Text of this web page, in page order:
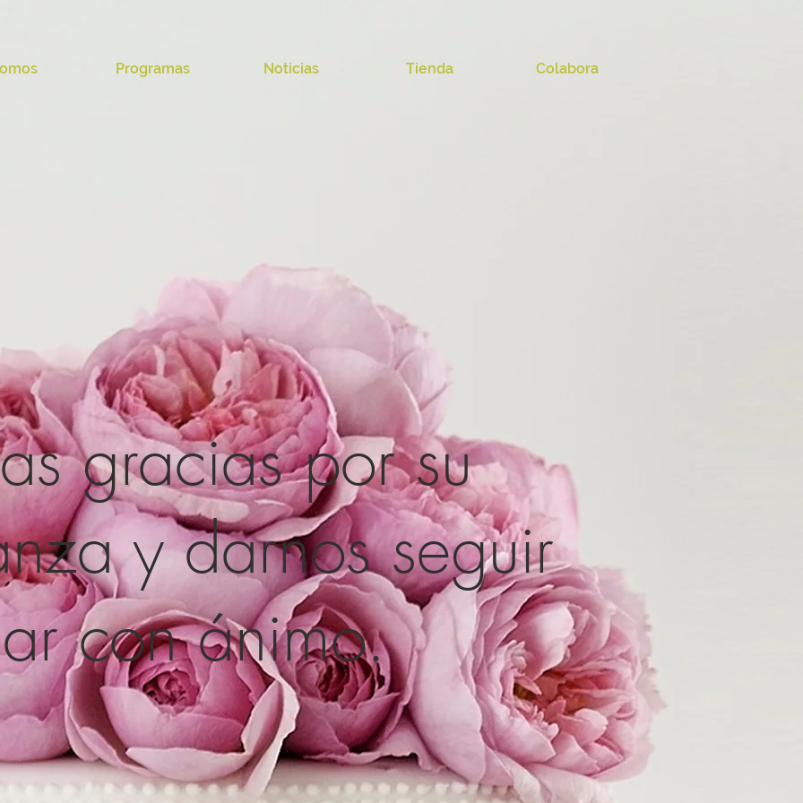
Programas Noticias Tienda Colabora
gracias por su
y darnos seguir
con ánimo.